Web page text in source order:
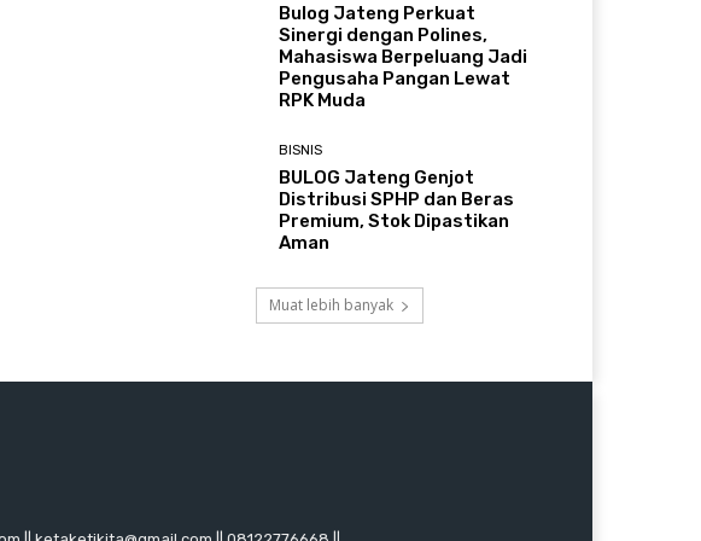
Bulog Jateng Perkuat
Sinergi dengan Polines,
Mahasiswa Berpeluang Jadi
Pengusaha Pangan Lewat
RPK Muda
BISNIS
BULOG Jateng Genjot
Distribusi SPHP dan Beras
Premium, Stok Dipastikan
Aman
Muat lebih banyak